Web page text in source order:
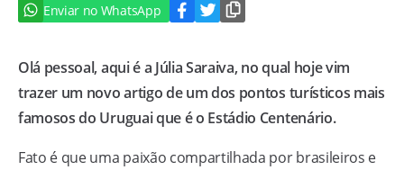
Enviar no WhatsApp
Olá pessoal, aqui é a Júlia Saraiva, no qual hoje vim
trazer um novo artigo de um dos pontos turísticos mais
famosos do Uruguai que é o Estádio Centenário.
Fato é que uma paixão compartilhada por brasileiros e